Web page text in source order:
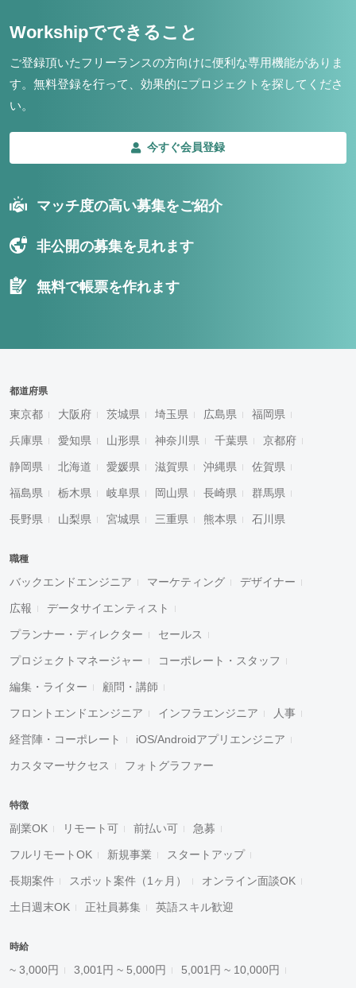
Workshipでできること
ご登録頂いたフリーランスの方向けに便利な専用機能がありま
す。 無料登録を行って、効果的にプロジェクトを探してくださ
い。
今すぐ会員登録
マッチ度の高い募集をご紹介
非公開の募集を見れます
無料で帳票を作れます
都道府県
東京都 大阪府 茨城県 埼玉県 広島県 福岡県
兵庫県 愛知県 山形県 神奈川県 千葉県 京都府
静岡県 北海道 愛媛県 滋賀県 沖縄県 佐賀県
福島県 栃木県 岐阜県 岡山県 長崎県 群馬県
長野県 山梨県 宮城県 三重県 熊本県 石川県
職種
バックエンドエンジニア マーケティング デザイナー
広報 データサイエンティスト
プランナー・ディレクター セールス
プロジェクトマネージャー コーポレート・スタッフ
編集・ライター 顧問・講師
フロントエンドエンジニア インフラエンジニア 人事
経営陣・コーポレート iOS/Androidアプリエンジニア
カスタマーサクセス フォトグラファー
特徴
副業OK リモート可 前払い可 急募
フルリモートOK 新規事業 スタートアップ
長期案件 スポット案件（1ヶ月） オンライン面談OK
土日週末OK 正社員募集 英語スキル歓迎
時給
~ 3,000円 3,001円 ~ 5,000円 5,001円 ~ 10,000円